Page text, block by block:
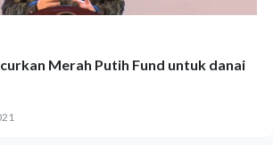
Merah Putih Fund untuk danai